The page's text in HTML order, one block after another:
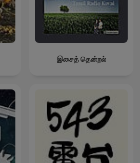
இசைத் தென்றல்